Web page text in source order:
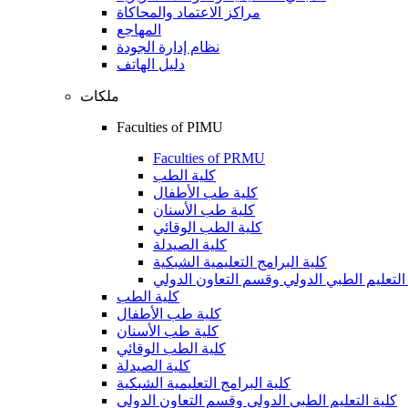
مراكز الاعتماد والمحاكاة
المهاجع
نظام إدارة الجودة
دليل الهاتف
ملكات
Faculties of PIMU
Faculties of PRMU
كلية الطب
كلية طب الأطفال
كلية طب الأسنان
كلية الطب الوقائي
كلية الصيدلة
كلية البرامج التعليمية الشبكية
التعليم الطبي الدولي وقسم التعاون الدولي
كلية الطب
كلية طب الأطفال
كلية طب الأسنان
كلية الطب الوقائي
كلية الصيدلة
كلية البرامج التعليمية الشبكية
كلية التعليم الطبي الدولي وقسم التعاون الدولي